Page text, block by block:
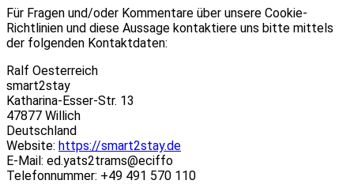
Für Fragen und/oder Kommentare über unsere Cookie-
Richtlinien und diese Aussage kontaktiere uns bitte mittels
der folgenden Kontaktdaten:
Ralf Oesterreich
smart2stay
Katharina-Esser-Str. 13
47877 Willich
Deutschland
Website: https://smart2stay.de
E-Mail: ed.yats2trams@eciffo
Telefonnummer: +49 491 570 110